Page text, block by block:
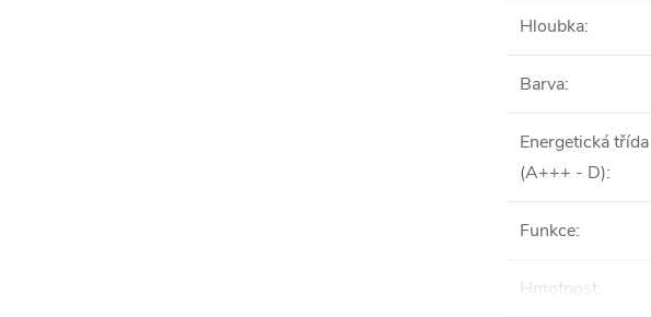
Hloubka:
Barva:
Energetická třída
(A+++ - D):
Funkce:
Hmotnost: